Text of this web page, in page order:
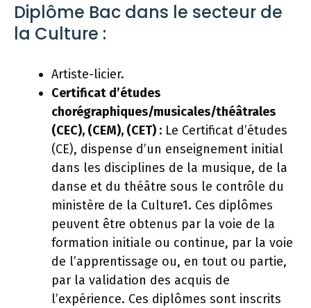
Diplôme Bac dans le secteur de
la Culture :
Artiste-licier.
Certificat d’études
chorégraphiques/musicales/théâtrales
(CEC), (CEM), (CET) : Le Certificat d’études
(CE), dispense d’un enseignement initial
dans les disciplines de la musique, de la
danse et du théâtre sous le contrôle du
ministère de la Culture1. Ces diplômes
peuvent être obtenus par la voie de la
formation initiale ou continue, par la voie
de l’apprentissage ou, en tout ou partie,
par la validation des acquis de
l’expérience. Ces diplômes sont inscrits